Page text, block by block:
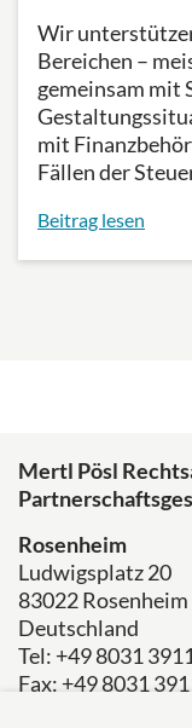
Wir
Bereichen –
gemeinsam mit
mit
Fällen der
Beitrag lesen
Mertl Pösl
Rosenheim
Ludwigsplatz 20
83022 Rosenheim
Deutschland
Tel: +49 8031
Fax: +49 8031